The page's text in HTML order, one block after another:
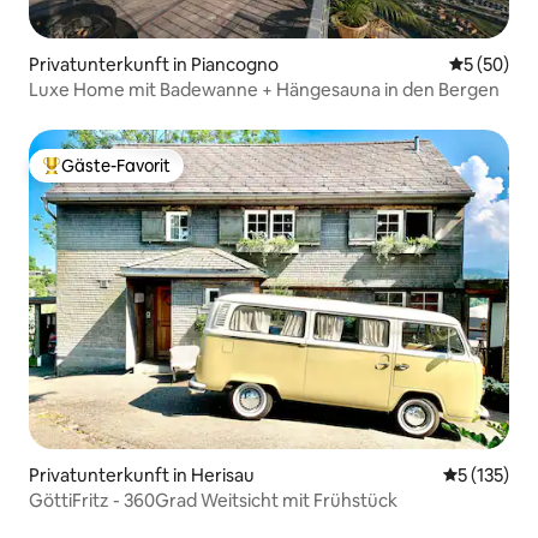
Privatunterkunft in Piancogno
5 (50)
Luxe Home mit Badewanne + Hängesauna in den Bergen
Beliebter Gäste-Favorit.
Gäste-Favorit
Privatunterkunft in Herisau
5 (135)
GöttiFritz - 360Grad Weitsicht mit Frühstück